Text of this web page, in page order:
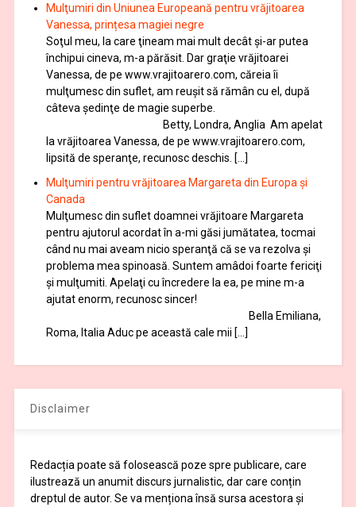
Mulţumiri din Uniunea Europeană pentru vrăjitoarea
Vanessa, prințesa magiei negre
Soţul meu, la care ţineam mai mult decât și-ar putea
închipui cineva, m-a părăsit. Dar graţie vrăjitoarei
Vanessa, de pe www.vrajitoarero.com, căreia îi
mulţumesc din suflet, am reuşit să rămân cu el, după
câteva şedinţe de magie superbe.
Betty, Londra, Anglia Am apelat
la vrăjitoarea Vanessa, de pe www.vrajitoarero.com,
lipsită de speranţe, recunosc deschis. […]
Mulţumiri pentru vrăjitoarea Margareta din Europa și
Canada
Mulţumesc din suflet doamnei vrăjitoare Margareta
pentru ajutorul acordat în a-mi găsi jumătatea, tocmai
când nu mai aveam nicio speranţă că se va rezolva şi
problema mea spinoasă. Suntem amâdoi foarte fericiţi
şi mulţumiti. Apelaţi cu încredere la ea, pe mine m-a
ajutat enorm, recunosc sincer!
Bella Emiliana,
Roma, Italia Aduc pe această cale mii […]
Disclaimer
Redacția poate să folosească poze spre publicare, care
ilustrează un anumit discurs jurnalistic, dar care conțin
dreptul de autor. Se va menționa însă sursa acestora și